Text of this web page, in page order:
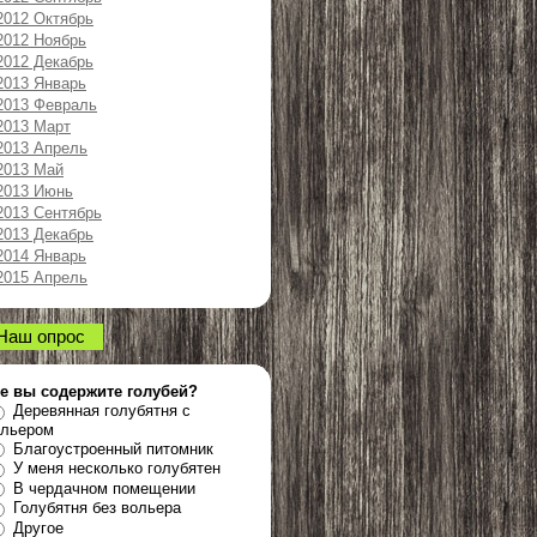
Октябрь
Ноябрь
Декабрь
Январь
Февраль
Март
Апрель
Май
Июнь
Сентябрь
Декабрь
Январь
Апрель
опрос
вы содержите голубей?
Деревянная голубятня с
Благоустроенный питомник
У меня несколько голубятен
В чердачном помещении
Голубятня без вольера
Другое